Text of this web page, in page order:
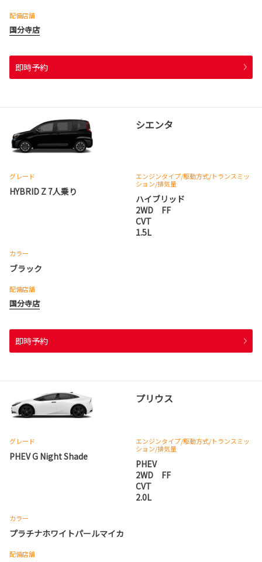
配備店舗
国分寺店
即時予約
シエンタ
グレード
HYBRID Z 7人乗り
エンジンタイプ/駆動方式/トランスミッ
ション/排気量
ハイブリッド
2WD FF
CVT
1.5L
カラー
ブラック
配備店舗
国分寺店
即時予約
プリウス
グレード
PHEV G Night Shade
エンジンタイプ/駆動方式/トランスミッ
ション/排気量
PHEV
2WD FF
CVT
2.0L
カラー
プラチナホワイトパールマイカ
配備店舗